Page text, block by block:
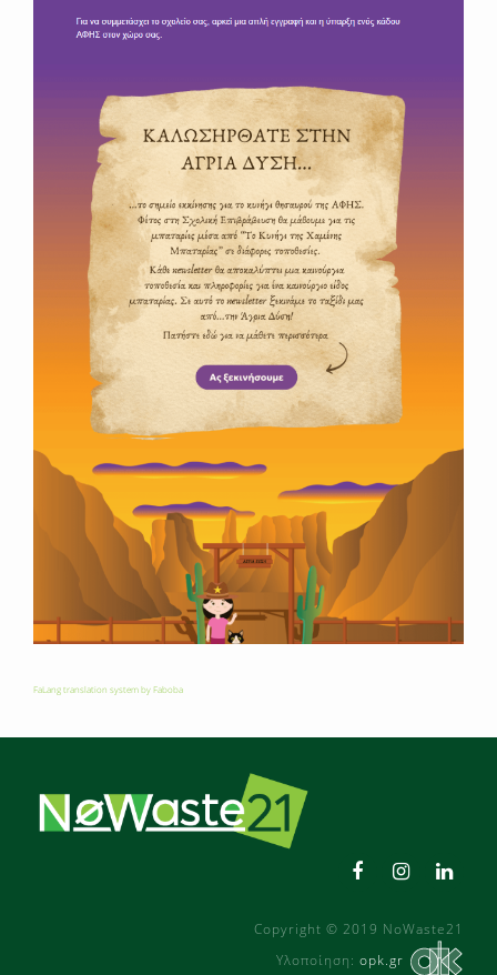
FaLang translation system by Faboba
Copyright © 2019 NoWaste21
Υλοποίηση: opk.gr